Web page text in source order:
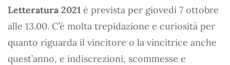
Letteratura 2021 è prevista per giovedì 7 ottobre
alle 13.00. C’è molta trepidazione e curiosità per
quanto riguarda il vincitore o la vincitrice anche
quest’anno, e indiscrezioni, scommesse e